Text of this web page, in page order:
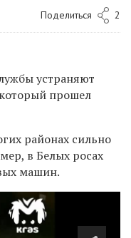
Поделиться 2
устраняют
прошел
районах сильно
в Белых росах
машин.